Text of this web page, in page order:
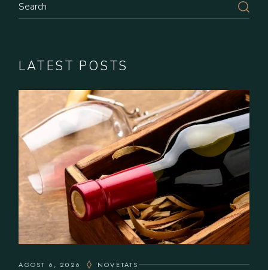
LATEST POSTS
AGOST 6, 2026 NOVETATS